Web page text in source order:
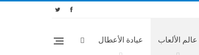
عالم الألعاب عيادة الأعطال